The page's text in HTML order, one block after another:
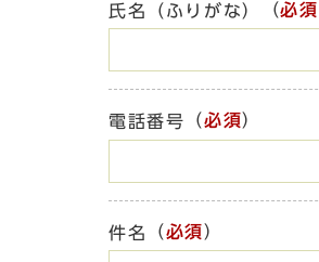
氏名（ふりがな） （必須
電話番号 （必須）
件名 （必須）